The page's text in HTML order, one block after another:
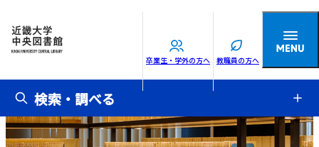
卒業生・学外の方へ 教職員の方へ
検索・調べる